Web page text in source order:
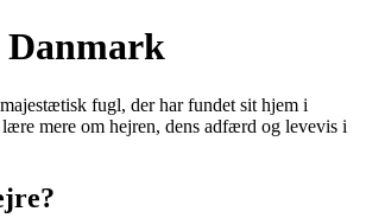
fugl, der har fundet sit hjem i
mere om hejren, dens adfærd og levevis i